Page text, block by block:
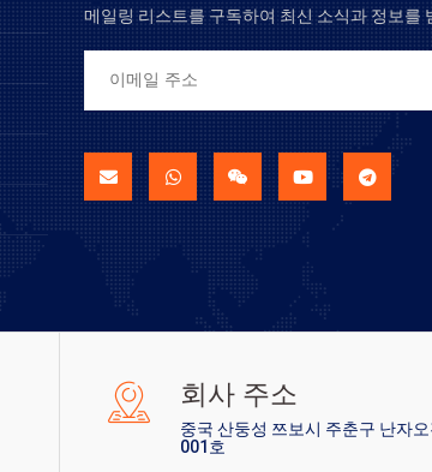
메일링 리스트를 구독하여 최신 소식과 정보를
회사 주소
중국 산둥성 쯔보시 주춘구 난자
001호